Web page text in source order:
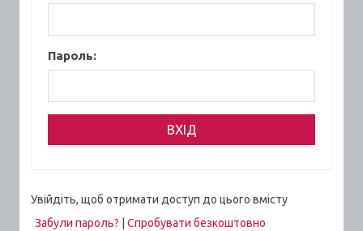
Пароль:
Увійдіть, щоб отримати доступ до цього вмісту
Забули пароль?
Спробувати безкоштовно